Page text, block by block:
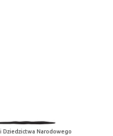
Dziedzictwa Narodowego